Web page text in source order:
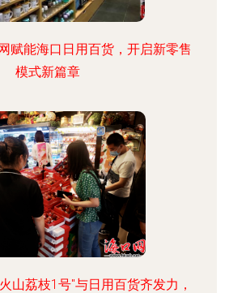
赋能海口日用百货，开启新零售
模式新篇章
山荔枝1号"与日用百货齐发力，